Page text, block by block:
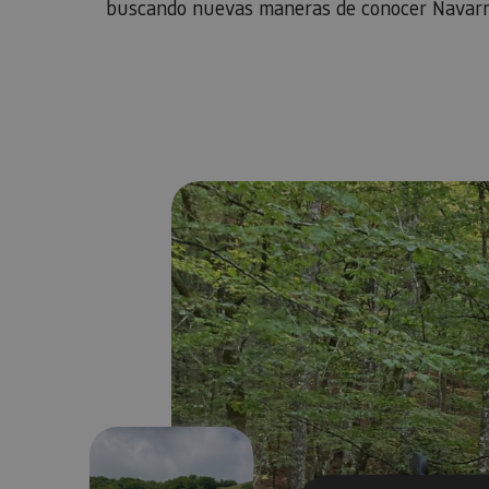
buscando nuevas maneras de conocer